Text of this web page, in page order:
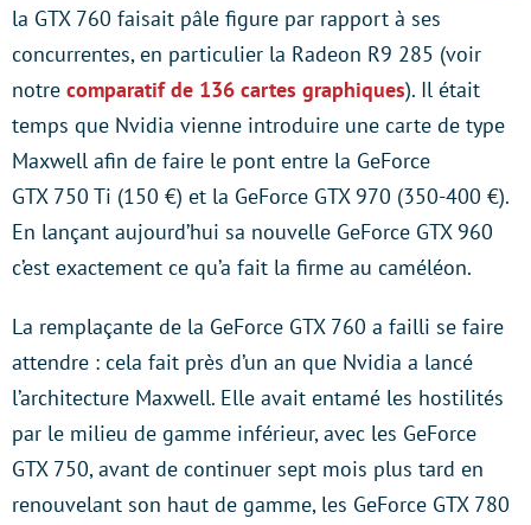
la GTX 760 faisait pâle figure par rapport à ses
concurrentes, en particulier la Radeon R9 285 (voir
notre comparatif de 136 cartes graphiques). Il était
temps que Nvidia vienne introduire une carte de type
Maxwell afin de faire le pont entre la GeForce
GTX 750 Ti (150 €) et la GeForce GTX 970 (350-400 €).
En lançant aujourd’hui sa nouvelle GeForce GTX 960
c’est exactement ce qu’a fait la firme au caméléon.
La remplaçante de la GeForce GTX 760 a failli se faire
attendre : cela fait près d’un an que Nvidia a lancé
l’architecture Maxwell. Elle avait entamé les hostilités
par le milieu de gamme inférieur, avec les GeForce
GTX 750, avant de continuer sept mois plus tard en
renouvelant son haut de gamme, les GeForce GTX 780